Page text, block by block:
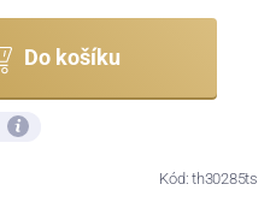
Do košíku
Kód: th30285ts